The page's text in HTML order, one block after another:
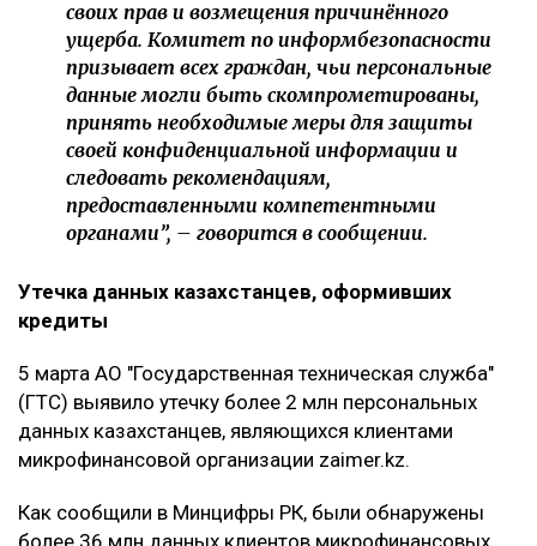
своих прав и возмещения причинённого
ущерба. Комитет по информбезопасности
призывает всех граждан, чьи персональные
данные могли быть скомпрометированы,
принять необходимые меры для защиты
своей конфиденциальной информации и
следовать рекомендациям,
предоставленными компетентными
органами”, – говорится в сообщении.
Утечка данных казахстанцев, оформивших
кредиты
5 марта АО "Государственная техническая служба"
(ГТС) выявило утечку более 2 млн персональных
данных казахстанцев, являющихся клиентами
микрофинансовой организации zaimer.kz.
Как сообщили в Минцифры РК, были обнаружены
более 36 млн данных клиентов микрофинансовых